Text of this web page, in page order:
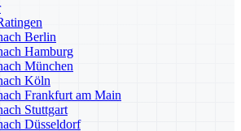
Berlin
Hamburg
München
Köln
Frankfurt am Main
Stuttgart
Düsseldorf